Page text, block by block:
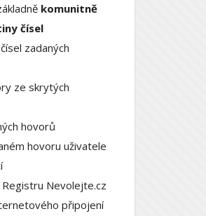
komunitně
čísel
zadaných
ze skrytých
hovorů
hovoru uživatele
Nevolejte.cz
připojení